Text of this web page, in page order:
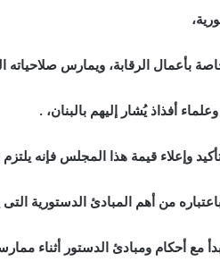
بأعمال الرقابة، ويمارس صلاحياته
أفذاذ يُشار إليهم بالبنان، .
وإعلاء قيمة هذا المجلس فإنه
من أهم المبادئ الدستورية التى
مع أحكام ومبادئ الدستور أثناء